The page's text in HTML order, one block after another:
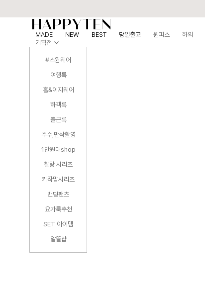
MADE NEW BEST 당일출고 원피스 하의
기획전
#스윔웨어
여행룩
홈&이지웨어
하객룩
출근룩
주수,만삭촬영
1만원대shop
찰랑 시리즈
키작맘시리즈
밴딩팬츠
요가룩추천
SET 아이템
알뜰샵